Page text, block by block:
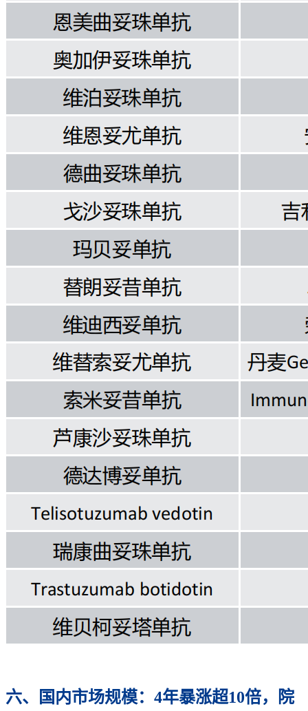
六、国内市场规模：4年暴涨超10倍，院